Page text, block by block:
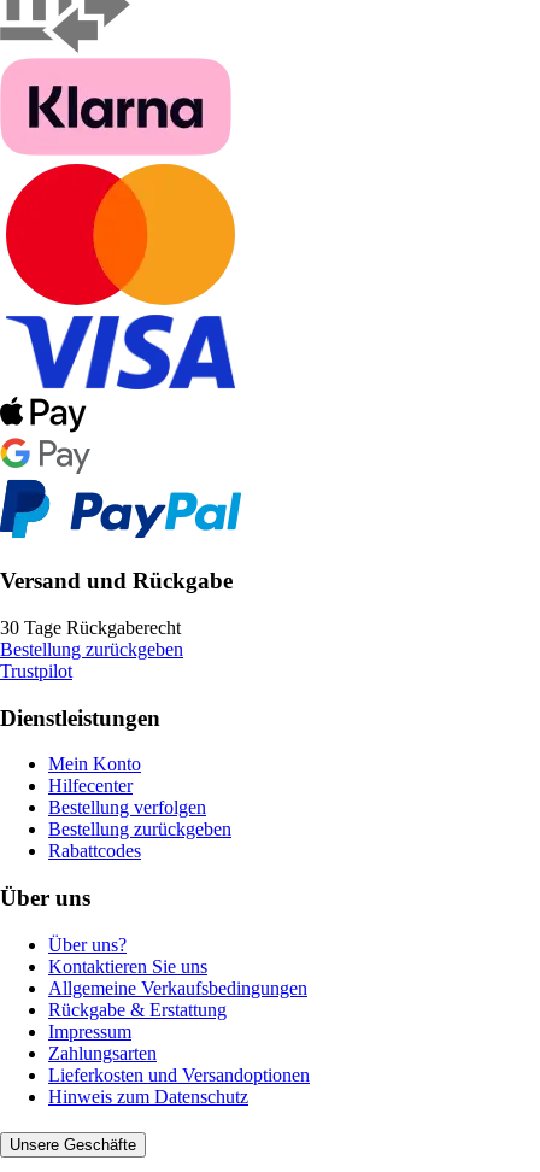
Versand und Rückgabe
30 Tage Rückgaberecht
Bestellung zurückgeben
Trustpilot
Dienstleistungen
Mein Konto
Hilfecenter
Bestellung verfolgen
Bestellung zurückgeben
Rabattcodes
Über uns
Über uns?
Kontaktieren Sie uns
Allgemeine Verkaufsbedingungen
Rückgabe & Erstattung
Impressum
Zahlungsarten
Lieferkosten und Versandoptionen
Hinweis zum Datenschutz
Unsere Geschäfte